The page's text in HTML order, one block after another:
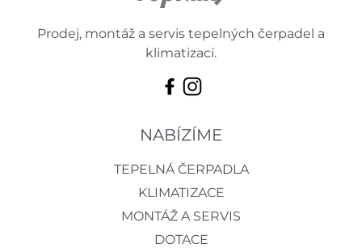
Prodej, montáž a servis tepelných čerpadel a
klimatizací.
NABÍZÍME
TEPELNÁ ČERPADLA
KLIMATIZACE
MONTÁŽ A SERVIS
DOTACE